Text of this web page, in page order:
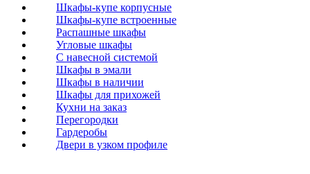
Шкафы-купе корпусные
Шкафы-купе встроенные
Распашные шкафы
Угловые шкафы
C навесной системой
Шкафы в эмали
Шкафы в наличии
Шкафы для прихожей
Кухни на заказ
Перегородки
Гардеробы
Двери в узком профиле